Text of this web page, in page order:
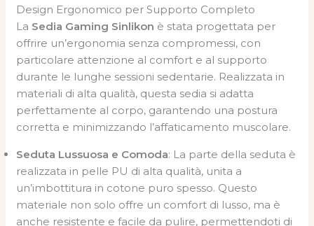
Design Ergonomico per Supporto Completo
La Sedia Gaming Sinlikon è stata progettata per
offrire un’ergonomia senza compromessi, con
particolare attenzione al comfort e al supporto
durante le lunghe sessioni sedentarie. Realizzata in
materiali di alta qualità, questa sedia si adatta
perfettamente al corpo, garantendo una postura
corretta e minimizzando l’affaticamento muscolare.
Seduta Lussuosa e Comoda: La parte della seduta è
realizzata in pelle PU di alta qualità, unita a
un’imbottitura in cotone puro spesso. Questo
materiale non solo offre un comfort di lusso, ma è
anche resistente e facile da pulire, permettendoti di